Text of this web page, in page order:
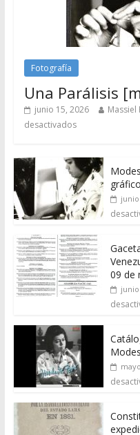
Fotografía
Una Parálisis
junio 15, 2026 Massiel
desactivados
junio
09 de
junio